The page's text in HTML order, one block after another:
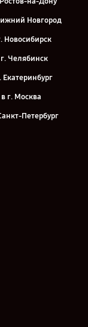
Новгород
Новосибирск
Челябинск
Екатеринбург
г. Москва
Петербург